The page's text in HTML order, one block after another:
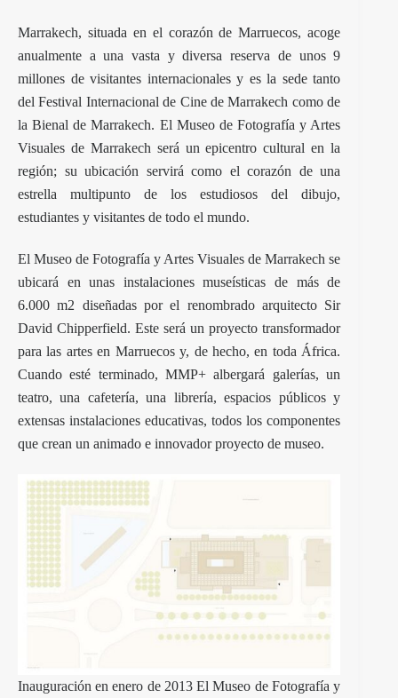
Marrakech, situada en el corazón de Marruecos, acoge
anualmente a una vasta y diversa reserva de unos 9
millones de visitantes internacionales y es la sede tanto
del Festival Internacional de Cine de Marrakech como de
la Bienal de Marrakech. El Museo de Fotografía y Artes
Visuales de Marrakech será un epicentro cultural en la
región; su ubicación servirá como el corazón de una
estrella multipunto de los estudiosos del dibujo,
estudiantes y visitantes de todo el mundo.
El Museo de Fotografía y Artes Visuales de Marrakech se
ubicará en unas instalaciones museísticas de más de
6.000 m2 diseñadas por el renombrado arquitecto Sir
David Chipperfield. Este será un proyecto transformador
para las artes en Marruecos y, de hecho, en toda África.
Cuando esté terminado, MMP+ albergará galerías, un
teatro, una cafetería, una librería, espacios públicos y
extensas instalaciones educativas, todos los componentes
que crean un animado e innovador proyecto de museo.
Inauguración en enero de 2013 El Museo de Fotografía y